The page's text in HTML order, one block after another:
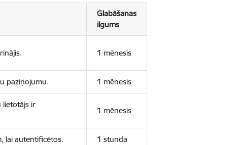
Glabāšanas
ilgums
1 mēnesis
paziņojumu. 1 mēnesis
lietotājs ir
1 mēnesis
lai autentificētos. 1 stunda